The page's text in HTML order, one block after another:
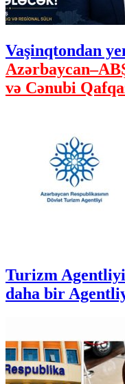
Vaşinqtondan
və Cənubi
Turizm
daha bir